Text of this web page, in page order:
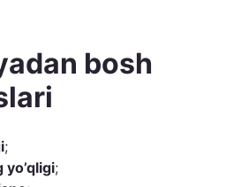
bosh
;
yo’qligi;